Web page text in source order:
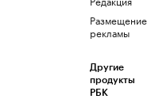
Размещение
рекламы
Другие
продукты
РБК